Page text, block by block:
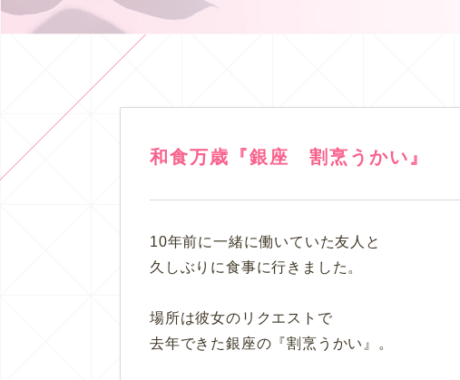
和食万歳『銀座 割烹うかい』
10年前に一緒に働いていた友人と
久しぶりに食事に行きました。
場所は彼女のリクエストで
去年できた銀座の『割烹うかい』。